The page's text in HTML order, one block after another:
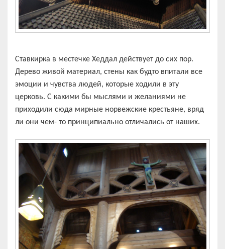
Ставкирка в местечке Хеддал действует до сих пор.
Дерево живой материал, стены как будто впитали все
эмоции и чувства людей, которые ходили в эту
церковь. С какими бы мыслями и желаниями не
приходили сюда мирные норвежские крестьяне, вряд
ли они чем- то принципиально отличались от наших.